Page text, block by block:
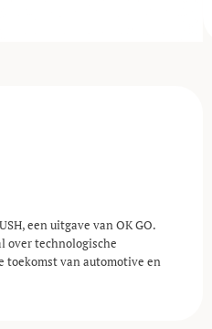
een uitgave van OK GO.
over technologische
toekomst van automotive en